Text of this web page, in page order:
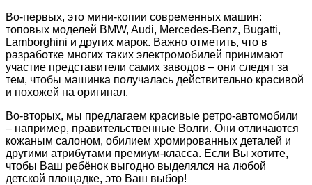
Во-первых, это мини-копии современных машин:
топовых моделей BMW, Audi, Mercedes-Benz, Bugatti,
Lamborghini и других марок. Важно отметить, что в
разработке многих таких электромобилей принимают
участие представители самих заводов – они следят за
тем, чтобы машинка получалась действительно красивой
и похожей на оригинал.
Во-вторых, мы предлагаем красивые ретро-автомобили
– например, правительственные Волги. Они отличаются
кожаным салоном, обилием хромированных деталей и
другими атрибутами премиум-класса. Если Вы хотите,
чтобы Ваш ребёнок выгодно выделялся на любой
детской площадке, это Ваш выбор!